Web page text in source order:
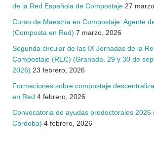
de la Red Española de Compostaje 27
Curso de Maestría en Compostaje. Agente
(Composta en Red) 7 marzo, 2026
Segunda circular de las IX Jornadas de la
Compostaje (REC) (Granada, 29 y 30 de
2026) 23 febrero, 2026
Formaciones sobre compostaje
en Red 4 febrero, 2026
Convocatoria de ayudas predoctorales 2026
Córdoba) 4 febrero, 2026